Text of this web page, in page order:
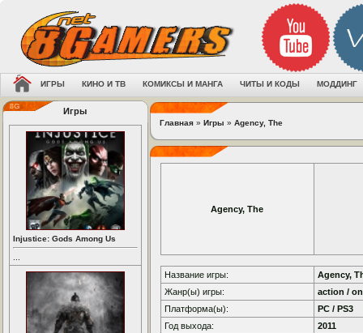
ИГРЫ КИНО И ТВ КОМИКСЫ И МАНГА ЧИТЫ И КОДЫ МОДДИНГ
Игры
Injustice: Gods Among Us
Главная » Игры » Agency, The
Agency, The
Название игры:
Agency,
Жанр(ы) игры:
action /
Платформа(ы):
PC / PS3
Год выхода:
2011